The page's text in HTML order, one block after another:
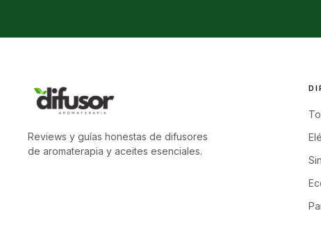
Reviews y guías honestas de difusores
de aromaterapia y aceites esenciales.